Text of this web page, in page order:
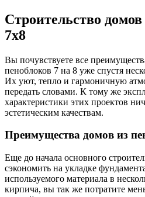
Строительство
7х8
Вы почувствуете все
пеноблоков 7 на 8 уже спустя
Их уют, тепло и гармоничную
передать словами. К тому же
характеристики этих проектов
эстетическим качествам.
Преимущества домов из
Еще до начала основного
сэкономить на укладке
используемого материала в
кирпича, вы так же потратите